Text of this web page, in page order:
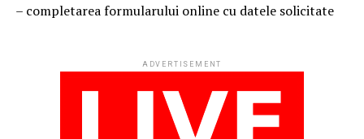
– completarea formularului online cu datele solicitate
ADVERTISEMENT